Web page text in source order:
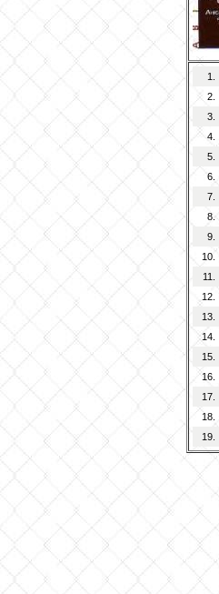
1.
2.
3.
4.
5.
6.
7.
8.
9.
10.
11.
12.
13.
14.
15.
16.
17.
18.
19.